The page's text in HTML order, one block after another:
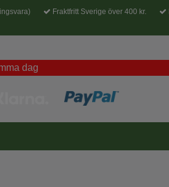
Fraktfritt Sverige över 400 kr.
dag